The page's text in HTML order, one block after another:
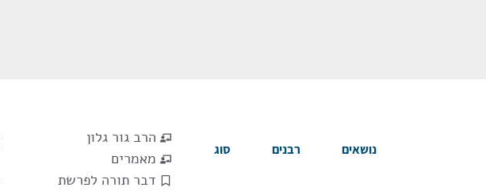
נושאים רבנים סוג
הרב גור גלון
מאמרים
דבר תורה לפרשת